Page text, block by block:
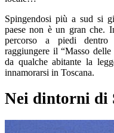
Spingendosi più a sud si
paese non è un gran che.
percorso a piedi
raggiungere il “Masso
da qualche abitante la
innamorarsi in Toscana.
Nei dintorni di